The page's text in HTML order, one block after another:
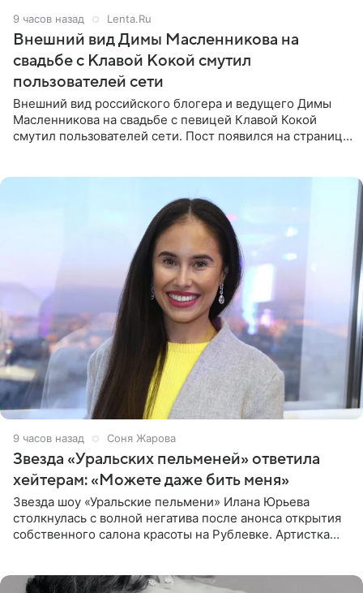
9 часов назад Lenta.Ru
Внешний вид Димы Масленникова на
свадьбе с Клавой Кокой смутил
пользователей сети
Внешний вид российского блогера и ведущего Димы
Масленникова на свадьбе с певицей Клавой Кокой
смутил пользователей сети. Пост появился на странице
9 часов назад Соня Жарова
Звезда «Уральских пельменей» ответила
хейтерам: «Можете даже бить меня»
Звезда шоу «Уральские пельмени» Илана Юрьева
столкнулась с волной негатива после анонса открытия
собственного салона красоты на Рублевке. Артистка